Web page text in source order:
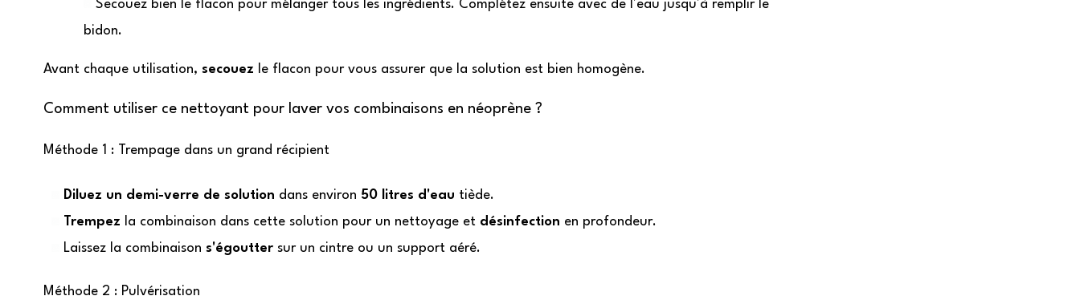
Secouez bien le flacon pour mélanger tous les ingrédients. Complétez ensuite avec de l'eau jusqu'à remplir le
bidon.
Avant chaque utilisation, secouez le flacon pour vous assurer que la solution est bien homogène.
Comment utiliser ce nettoyant pour laver vos combinaisons en néoprène ?
Méthode 1 : Trempage dans un grand récipient
Diluez un demi-verre de solution dans environ 50 litres d'eau tiède.
Trempez la combinaison dans cette solution pour un nettoyage et désinfection en profondeur.
Laissez la combinaison s'égouttersur un cintre ou un support aéré.
Méthode 2 : Pulvérisation